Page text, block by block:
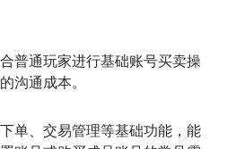
普通玩家进行基础账号买卖操
沟通成本。
单、交易管理等基础功能，能